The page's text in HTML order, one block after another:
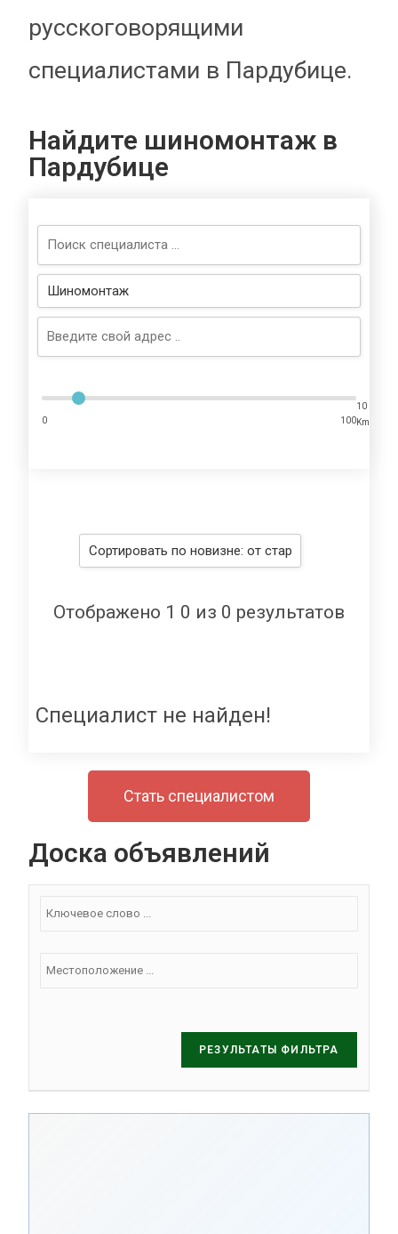
русскоговорящими
специалистами в Пардубице.
Найдите шиномонтаж в
Пардубице
0
10
Km
100
Отображено 1 0 из 0 результатов
Специалист не найден!
Стать специалистом
Доска объявлений